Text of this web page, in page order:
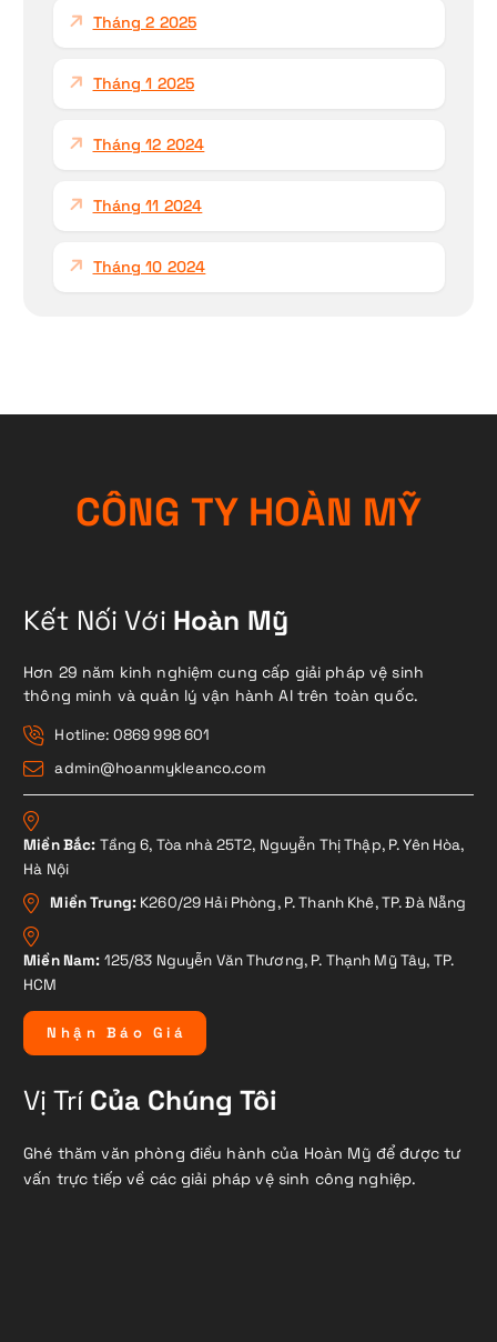
Tháng 2 2025
Tháng 1 2025
Tháng 12 2024
Tháng 11 2024
Tháng 10 2024
CÔNG TY HOÀN MỸ
Kết Nối Với Hoàn Mỹ
Hơn 29 năm kinh nghiệm cung cấp giải pháp vệ sinh
thông minh và quản lý vận hành AI trên toàn quốc.
Hotline: 0869 998 601
admin@hoanmykleanco.com
Miền Bắc: Tầng 6, Tòa nhà 25T2, Nguyễn Thị Thập, P. Yên Hòa,
Hà Nội
Miền Trung: K260/29 Hải Phòng, P. Thanh Khê, TP. Đà Nẵng
Miền Nam: 125/83 Nguyễn Văn Thương, P. Thạnh Mỹ Tây, TP.
HCM
N hậ n B á o G i á
Vị TríCủa Chúng Tôi
Ghé thăm văn phòng điều hành của Hoàn Mỹ để được tư
vấn trực tiếp về các giải pháp vệ sinh công nghiệp.